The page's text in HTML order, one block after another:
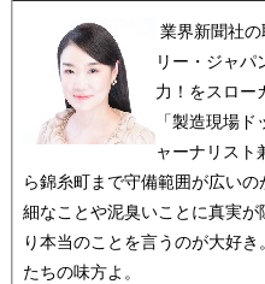
業界新聞社
リー・ジャパ
力！をスロー
「製造現場
ャーナリスト
ら錦糸町まで守備範囲が広い
細なことや泥臭いことに真実
り本当のことを言うのが大好
たちの味方よ。